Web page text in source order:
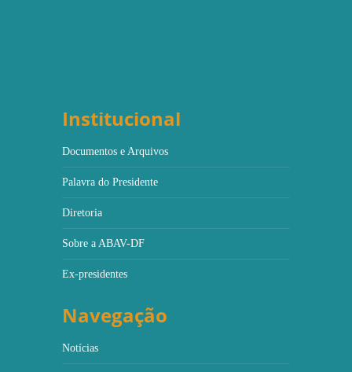
Institucional
Documentos e Arquivos
Palavra do Presidente
Diretoria
Sobre a ABAV-DF
Ex-presidentes
Navegação
Notícias